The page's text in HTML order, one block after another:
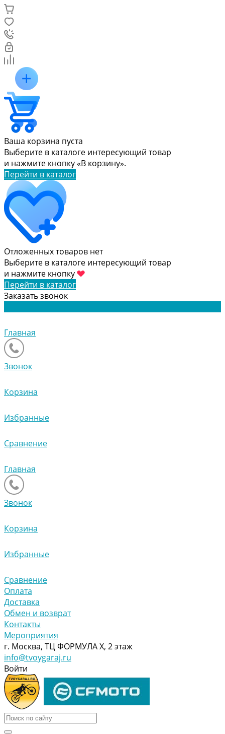
Ваша корзина пуста
Выберите в каталоге интересующий товар
и нажмите кнопку «В корзину».
Перейти в каталог
Отложенных товаров нет
Выберите в каталоге интересующий товар
и нажмите кнопку
Перейти в каталог
Заказать звонок
Главная
Звонок
Корзина
Избранные
Сравнение
Главная
Звонок
Корзина
Избранные
Сравнение
Оплата
Доставка
Обмен и возврат
Контакты
Мероприятия
г. Москва, ТЦ ФОРМУЛА Х, 2 этаж
info@tvoygaraj.ru
Войти